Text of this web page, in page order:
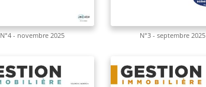
N°4 - novembre 2025 N°3 - septembre 2025